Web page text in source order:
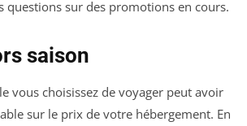
questions sur des promotions en cours.
saison
vous choisissez de voyager peut avoir
sur le prix de votre hébergement. En